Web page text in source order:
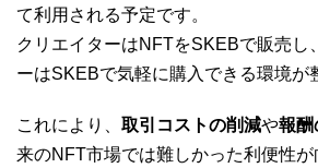
て利用される予定です。
クリエイターはNFTをSKEBで販売し
ーはSKEBで気軽に購入できる環境が
これにより、 取引コストの削減や報酬
来のNFT市場では難しかった利便性が